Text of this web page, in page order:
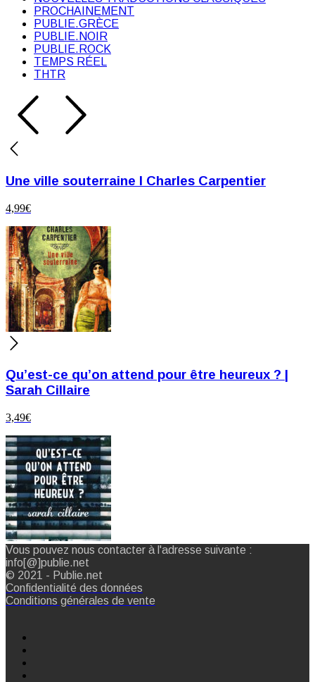
PROCHAINEMENT
PUBLIE.GRÈCE
PUBLIE.NOIR
PUBLIE.ROCK
TEMPS RÉEL
THTR
Une ville souterraine I Charles Carpentier
4,99€
Qu’est-ce qu’on attend pour être heureux ? |
Sarah Cillaire
3,49€
Vous pouvez nous contacter à l'adresse suivante :
info[@]publie.net
© 2021 - Publie.net
Confidentialité des données
Conditions générales de vente